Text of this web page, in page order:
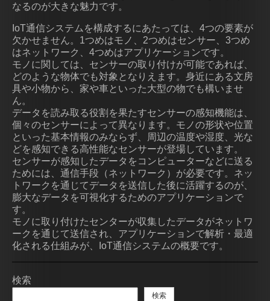
なるのが大きな魅力です。
IoT通信システムを構成するにあたっては、4つの要素が
欠かせません。1つめはモノ、2つめはセンサー、3つめ
はネットワーク、4つめはアプリケーションです。
モノに関しては、センサーの取り付けが可能であれば、
どのような物体でも対象となりえます。身近にある文房
具や小物から、家や車といった大型の物でも構いませ
ん。
データを読み取る役割を果たすセンサーの感知機能は、
個々のセンサーによって異なります。モノの形状や位置
といった基本情報のみならず、周辺の温度や湿度、光な
どを感知できる高性能なセンサーが登場しています。
センサーが感知したデータをコンピューターなどに送る
ためには、通信手段（ネットワーク）が必要です。ネッ
トワークを通じてデータを送信した後に活躍するのが、
膨大なデータを可視化するためのアプリケーションで
す。
モノに取り付けたセンターが収集したデータがネットワ
ークを通じて送信され、アプリケーションで解析・最適
化される仕組みが、IoT通信システムの概要です。
検索
検索